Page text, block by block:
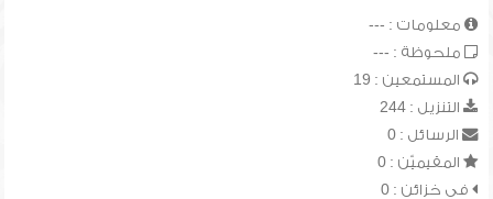
معلومات : ---
ملحوظة : ---
المستمعين : 19
التنزيل : 244
الرسائل : 0
المقيميّن : 0
في خزائن : 0